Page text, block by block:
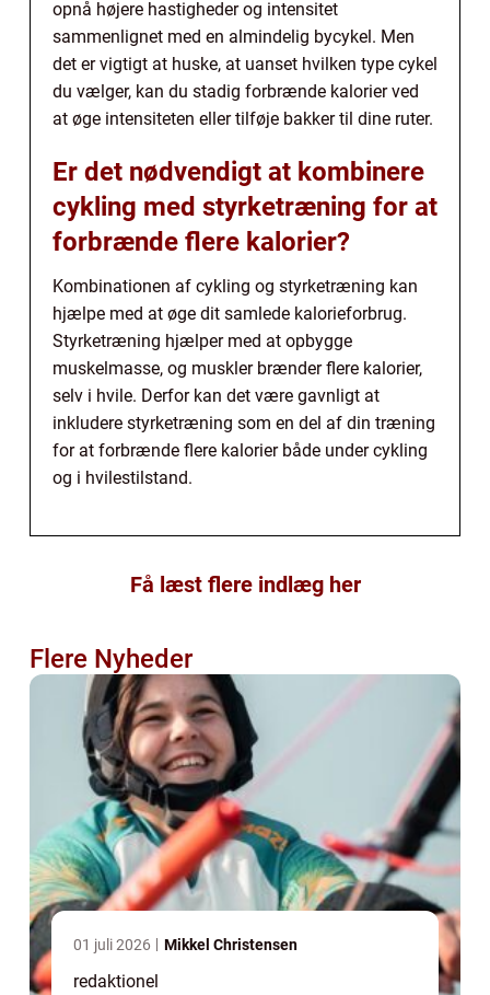
opnå højere hastigheder og intensitet
sammenlignet med en almindelig bycykel. Men
det er vigtigt at huske, at uanset hvilken type cykel
du vælger, kan du stadig forbrænde kalorier ved
at øge intensiteten eller tilføje bakker til dine ruter.
Er det nødvendigt at kombinere
cykling med styrketræning for at
forbrænde flere kalorier?
Kombinationen af cykling og styrketræning kan
hjælpe med at øge dit samlede kalorieforbrug.
Styrketræning hjælper med at opbygge
muskelmasse, og muskler brænder flere kalorier,
selv i hvile. Derfor kan det være gavnligt at
inkludere styrketræning som en del af din træning
for at forbrænde flere kalorier både under cykling
og i hvilestilstand.
Få læst flere indlæg her
Flere Nyheder
01 juli 2026 Mikkel Christensen
redaktionel